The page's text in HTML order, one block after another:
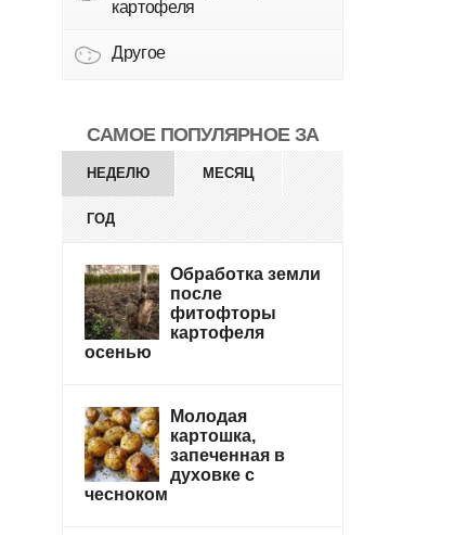
картофеля
Другое
САМОЕ ПОПУЛЯРНОЕ ЗА
НЕДЕЛЮ МЕСЯЦ
ГОД
Обработка земли
после
фитофторы
картофеля
осенью
Молодая
картошка,
запеченная в
духовке с
чесноком